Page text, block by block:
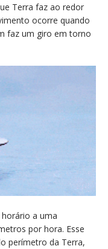
Terra faz ao redor
ocorre quando
faz um giro em torno
a uma
por hora. Esse
perímetro da Terra,